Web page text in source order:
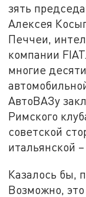
зять
Алексея
Печчеи,
компании
многие
АвтоВАЗу
Римского
советской
итальянской
Казалось бы,
Возможно,